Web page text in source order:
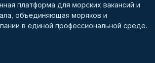
платформа для морских вакансий и
объединяющая моряков и
в единой профессиональной среде.